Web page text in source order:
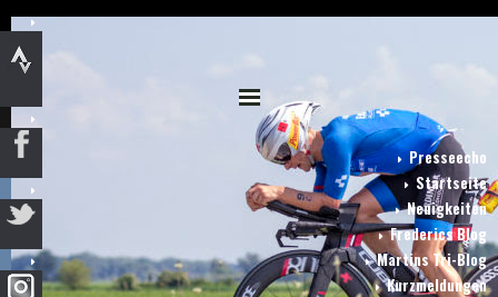
Presseecho
Startseite
Neuigkeiten
Frederics Blog
Martins Tri-Blog
Kurzmeldungen